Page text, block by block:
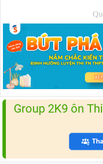
Group 2K9 ôn